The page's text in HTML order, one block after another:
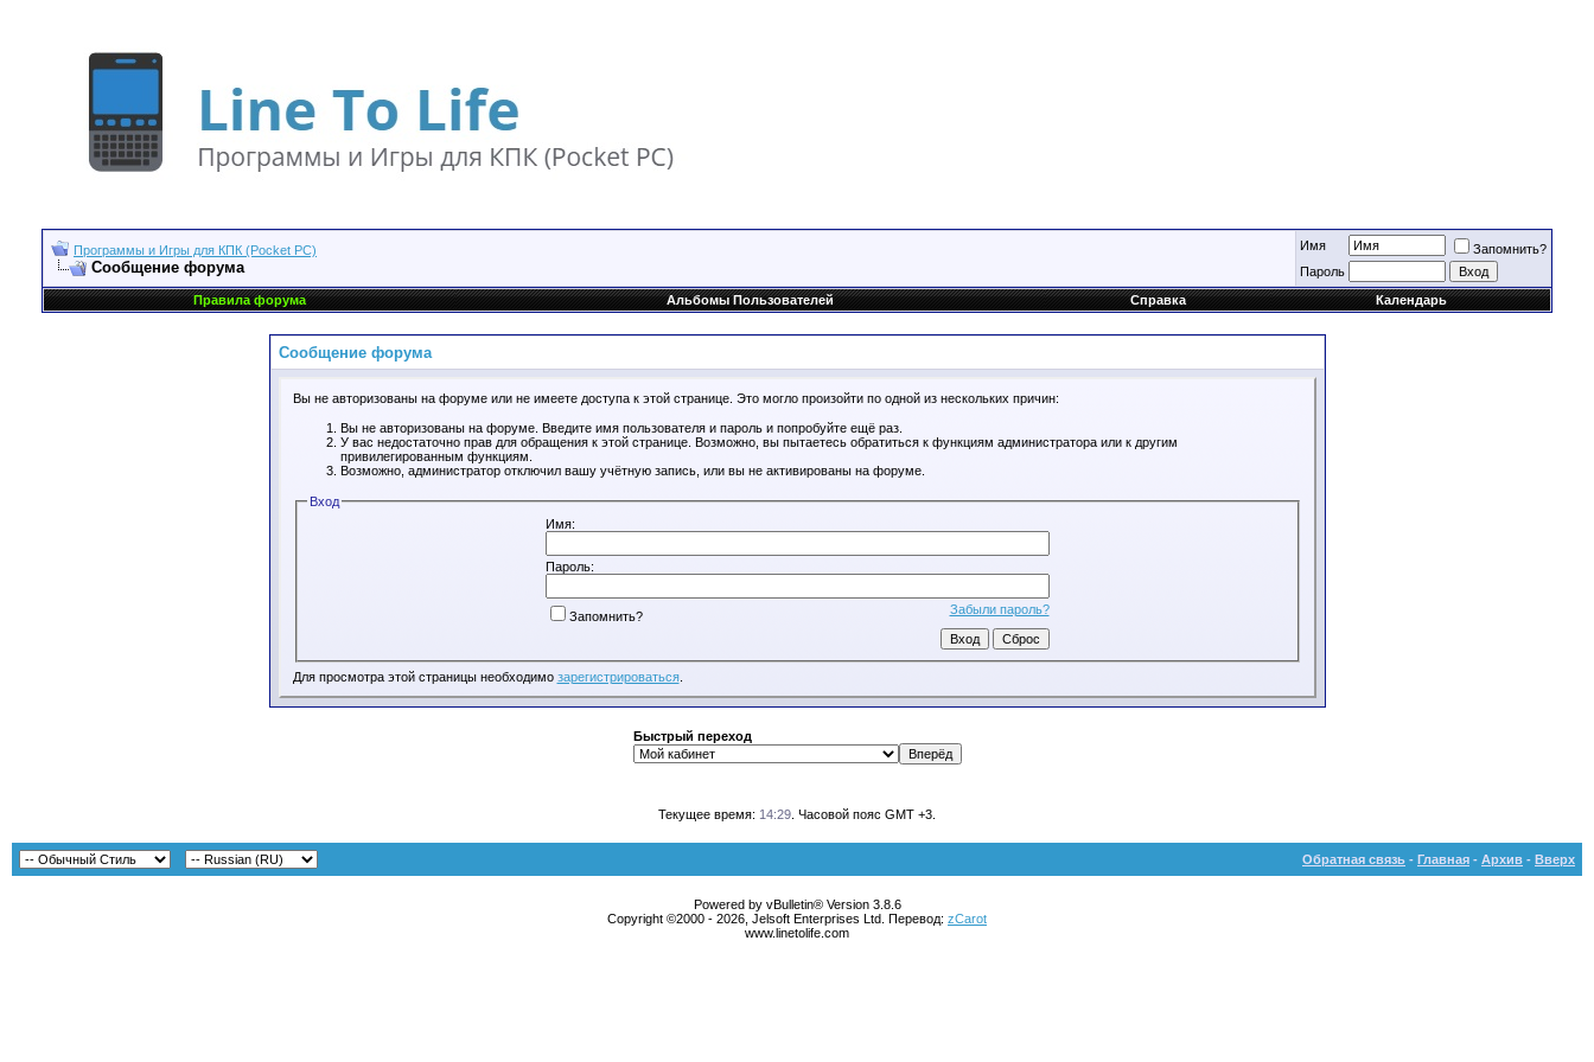
Программы и Игры для КПК (Pocket PC)
Сообщение форума
Имя
Запомнить?
Пароль
Правила форума
Альбомы Пользователей Справка Календарь
Сообщение форума
Вы не авторизованы на форуме или не имеете доступа к этой странице. Это могло произойти по одной из нескольких причин:
Вы не авторизованы на форуме. Введите имя пользователя и пароль и попробуйте ещё раз.
У вас недостаточно прав для обращения к этой странице. Возможно, вы пытаетесь обратиться к функциям администратора или к другим
привилегированным функциям.
Возможно, администратор отключил вашу учётную запись, или вы не активированы на форуме.
Вход
Имя:
Пароль:
Забыли пароль?
Запомнить?
Для просмотра этой страницы необходимо зарегистрироваться.
Быстрый переход
Текущее время: 14:29 . Часовой пояс GMT +3.
Обратная связь - Главная - Архив - Вверх
Powered by vBulletin® Version 3.8.6
Copyright ©2000 - 2026, Jelsoft Enterprises Ltd. Перевод: zCarot
www.linetolife.com